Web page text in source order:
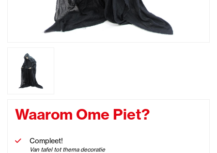
Waarom Ome Piet?
Compleet!
Van tafel tot thema decoratie